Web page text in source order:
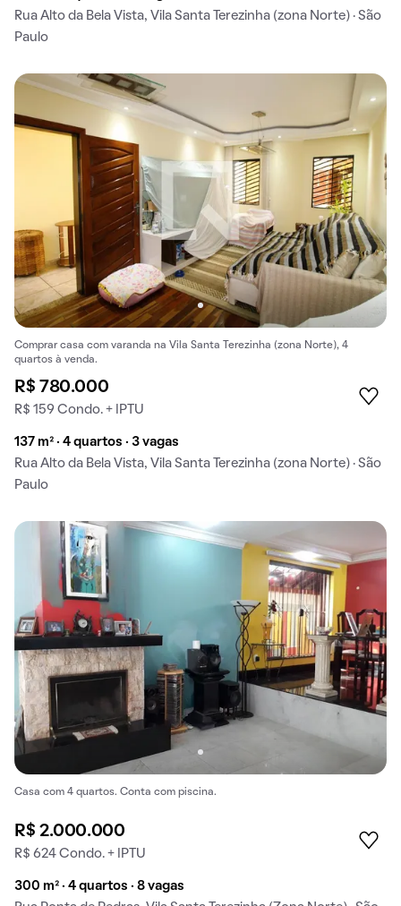
Rua Alto da Bela Vista, Vila Santa Terezinha (zona Norte) · São
Paulo
Comprar casa com varanda na Vila Santa Terezinha (zona Norte), 4
quartos à venda.
R$ 780.000
R$ 159 Condo. + IPTU
137 m² · 4 quartos · 3 vagas
Rua Alto da Bela Vista, Vila Santa Terezinha (zona Norte) · São
Paulo
Casa com 4 quartos. Conta com piscina.
R$ 2.000.000
R$ 624 Condo. + IPTU
300 m² · 4 quartos · 8 vagas